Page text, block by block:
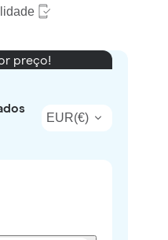
preço!
EUR(€)